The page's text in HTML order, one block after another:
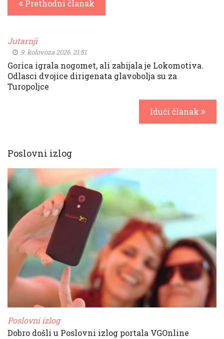
Prethodni članak
Jutarnji
9. kolovoza 2026. 21:51
Gorica igrala nogomet, ali zabijala je Lokomotiva.
Odlasci dvojice dirigenata glavobolja su za
Turopoljce
Idući članak
Poslovni izlog
Poslovni izlog
Dobro došli u Poslovni izlog portala VGOnline